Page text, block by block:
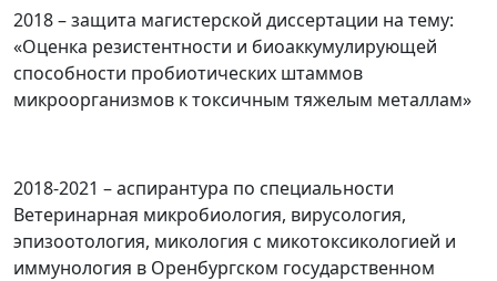
2018 – защита магистерской диссертации на тему:
«Оценка резистентности и биоаккумулирующей
способности пробиотических штаммов
микроорганизмов к токсичным тяжелым металлам»
2018-2021 – аспирантура по специальности
Ветеринарная микробиология, вирусология,
эпизоотология, микология с микотоксикологией и
иммунология в Оренбургском государственном